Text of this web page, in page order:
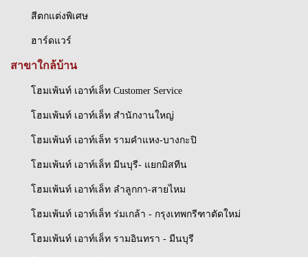
สีตกแต่งพิเศษ
ฮาร์ดแวร์
สาขาใกล้บ้าน
โฮมเพ้นท์ เอาท์เล็ท Customer Service
โฮมเพ้นท์ เอาท์เล็ท สำนักงานใหญ่
โฮมเพ้นท์ เอาท์เล็ท รามคำแหง-บางกะปิ
โฮมเพ้นท์ เอาท์เล็ท มีนบุรี- แยกมิสทีน
โฮมเพ้นท์ เอาท์เล็ท ลำลูกกา-สายไหม
โฮมเพ้นท์ เอาท์เล็ท ร่มเกล้า - กรุงเทพกรีฑาตัดใหม่
โฮมเพ้นท์ เอาท์เล็ท รามอินทรา - มีนบุรี